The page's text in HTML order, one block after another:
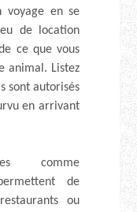
voyage en se
de location
ce que vous
animal. Listez
sont autorisés
en arrivant
comme
de
ou